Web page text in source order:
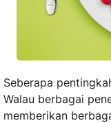
Seberapa
Walau berbagai
memberikan